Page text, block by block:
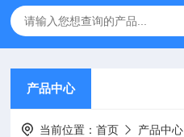
产品中心
当前位置：首页 产品中心